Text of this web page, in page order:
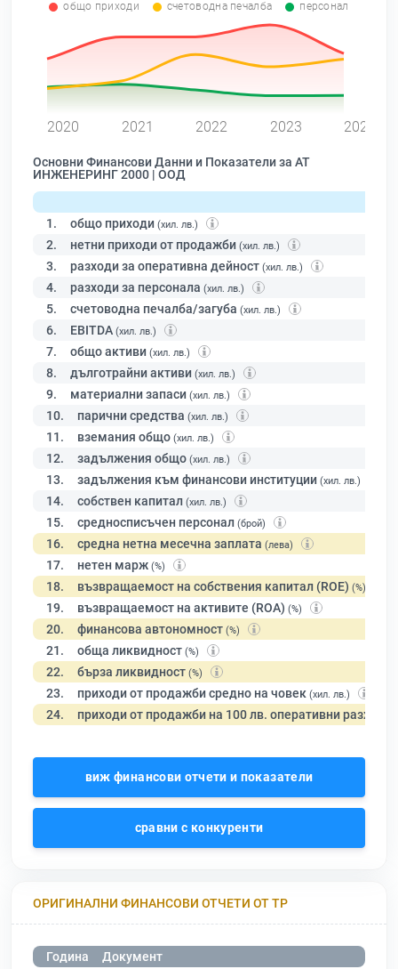
общо приходи счетоводна печалба персонал
2020 2021 2022 2023 2024
Основни Финансови Данни и Показатели за АТ
ИНЖЕНЕРИНГ 2000 | ООД
1. общо приходи (хил. лв.)
2. нетни приходи от продажби (хил. лв.)
3. разходи за оперативна дейност (хил. лв.)
4. разходи за персонала (хил. лв.)
5. счетоводна печалба/загуба (хил. лв.)
6. EBITDA (хил. лв.)
7. общо активи (хил. лв.)
8. дълготрайни активи (хил. лв.)
9. материални запаси (хил. лв.)
10. парични средства (хил. лв.)
11. вземания общо (хил. лв.)
12. задължения общо (хил. лв.)
13. задължения към финансови институции (хил. лв.)
14. собствен капитал (хил. лв.)
15. средносписъчен персонал (брой)
16. средна нетна месечна заплата (лева)
17. нетен марж (%)
18. възвращаемост на собствения капитал (ROE) (%)
19. възвращаемост на активите (ROA) (%)
20. финансова автономност (%)
21. обща ликвидност (%)
22. бърза ликвидност (%)
23. приходи от продажби средно на човек (хил. лв.)
24. приходи от продажби на 100 лв. оперативни разходи
виж финансови отчети и показатели
сравни с конкуренти
ОРИГИНАЛНИ ФИНАНСОВИ ОТЧЕТИ ОТ ТР
Година Документ